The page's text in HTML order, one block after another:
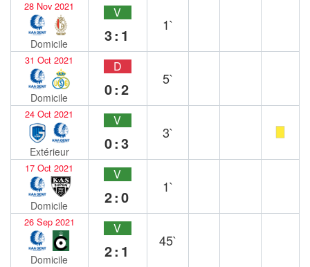
28 Nov 2021
Domicile
V
3:1
1`
31 Oct 2021
Domicile
D
0:2
5`
24 Oct 2021
Extérieur
V
0:3
3`
17 Oct 2021
Domicile
V
2:0
1`
26 Sep 2021
Domicile
V
2:1
45`